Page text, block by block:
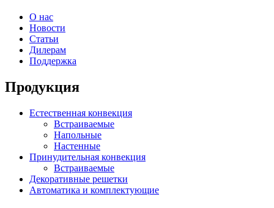
О нас
Новости
Статьи
Дилерам
Поддержка
Продукция
Естественная конвекция
Встраиваемые
Напольные
Настенные
Принудительная конвекция
Встраиваемые
Декоративные решетки
Автоматика и комплектующие